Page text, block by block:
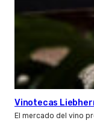
Vinotecas
El mercado del vino